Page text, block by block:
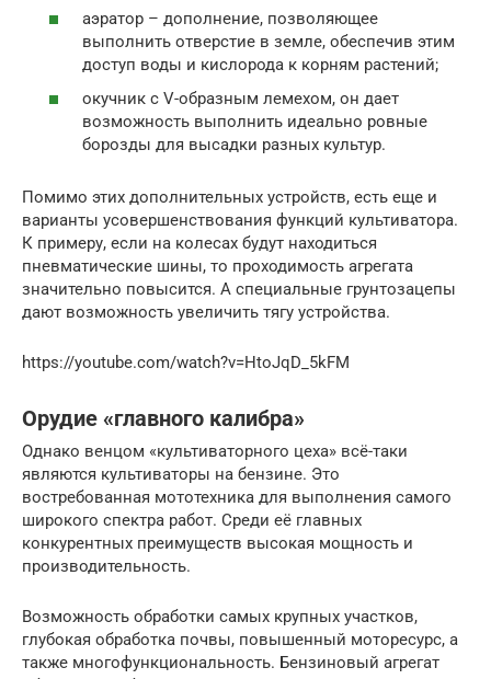
аэратор – дополнение, позволяющее
выполнить отверстие в земле, обеспечив этим
доступ воды и кислорода к корням растений;
окучник с V-образным лемехом, он дает
возможность выполнить идеально ровные
борозды для высадки разных культур.
Помимо этих дополнительных устройств, есть еще и
варианты усовершенствования функций культиватора.
К примеру, если на колесах будут находиться
пневматические шины, то проходимость агрегата
значительно повысится. А специальные грунтозацепы
дают возможность увеличить тягу устройства.
https://youtube.com/watch?v=HtoJqD_5kFM
Орудие «главного калибра»
Однако венцом «культиваторного цеха» всё-таки
являются культиваторы на бензине. Это
востребованная мототехника для выполнения самого
широкого спектра работ. Среди её главных
конкурентных преимуществ высокая мощность и
производительность.
Возможность обработки самых крупных участков,
глубокая обработка почвы, повышенный моторесурс, а
также многофункциональность. Бензиновый агрегат